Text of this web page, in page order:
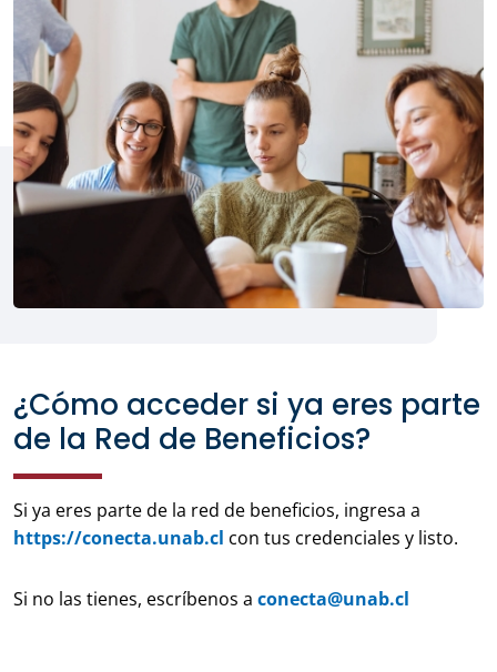
¿Cómo acceder si ya eres parte
de la Red de Beneficios?
Si ya eres parte de la red de beneficios, ingresa a
https://conecta.unab.cl con tus credenciales y listo.
Si no las tienes, escríbenos a conecta@unab.cl